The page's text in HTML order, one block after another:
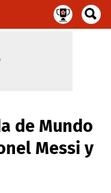
de Mundo
Messi y